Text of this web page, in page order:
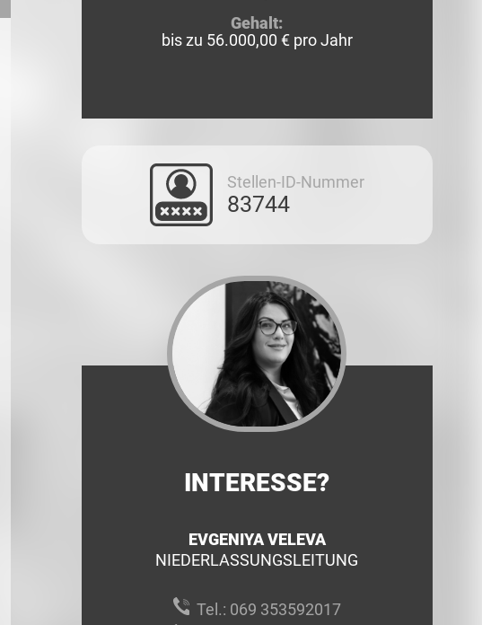
Gehalt:
bis zu 56.000,00 € pro Jahr
Stellen-ID-Nummer
83744
INTERESSE?
EVGENIYA VELEVA
NIEDERLASSUNGSLEITUNG
Tel.: 069 353592017